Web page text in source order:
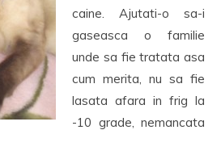
caine. Ajutati-o sa-i
gaseasca o familie
unde sa fie tratata asa
cum merita, nu sa fie
lasata afara in frig la
-10 grade, nemancata